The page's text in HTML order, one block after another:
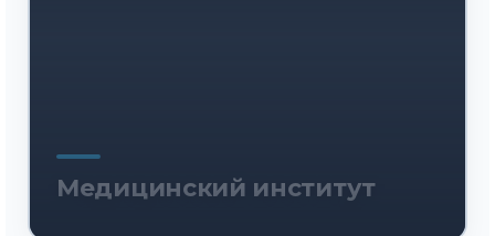
Медицинский институт